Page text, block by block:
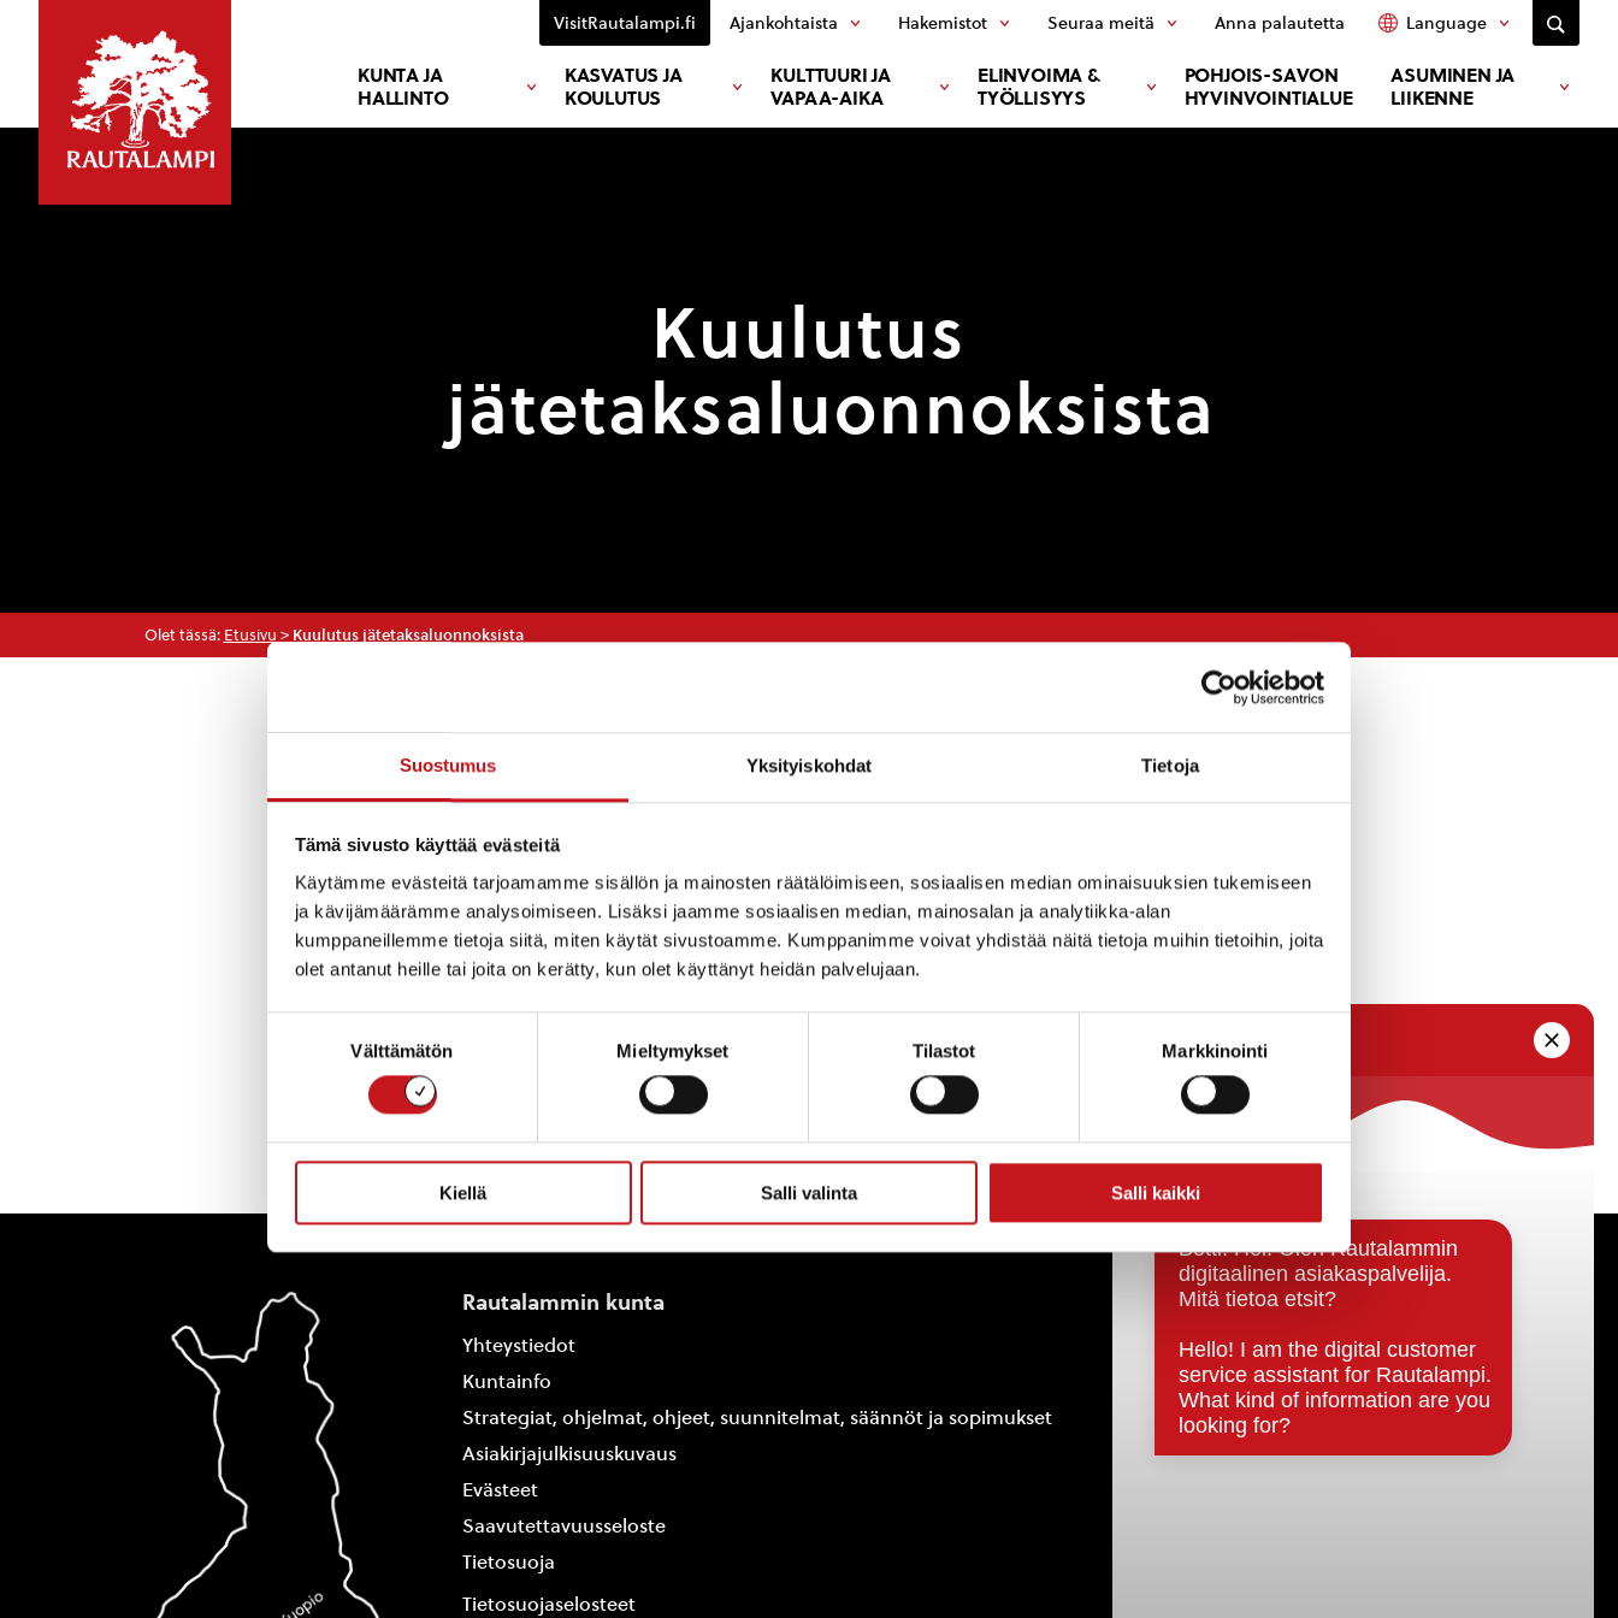
Suostumus Yksityiskohdat Tietoja
Tämä sivusto käyttää evästeitä
Käytämme evästeitä tarjoamamme sisällön ja mainosten räätälöimiseen, sosiaalisen median ominaisuuksien tukemiseen
ja kävijämäärämme analysoimiseen. Lisäksi jaamme sosiaalisen median, mainosalan ja analytiikka-alan
kumppaneillemme tietoja siitä, miten käytät sivustoamme. Kumppanimme voivat yhdistää näitä tietoja muihin tietoihin, joita
olet antanut heille tai joita on kerätty, kun olet käyttänyt heidän palvelujaan.
Välttämätön Mieltymykset Tilastot Markkinointi
Kiellä Salli valinta Salli kaikki
KUNTA JA
HALLINTO
KASVATUS JA
KOULUTUS
KULTTUURI JA
VAPAA-AIKA
ELINVOIMA &
TYÖLLISYYS
POHJOIS-SAVON
HYVINVOINTIALUE
ASUMINEN JA
LIIKENNE
VisitRautalampi.fi Ajankohtaista Hakemistot Seuraa meitä Anna palautetta Language
Kuulutus
jätetaksaluonnoksista
Olet tässä: Etusivu > Kuulutus jätetaksaluonnoksista
Kuulutukset
Jätelautakunta päätti myös asettaa taksaluonnokset yleisesti nähtäville
jätelautakunnan verkkosivuille.
Kuulutus ja asiakirjat ovat osoitteessa:http://www.jatelautakunta.fi/fi/kuulutukset-1/
Rautalammin kunta
Yhteystiedot
Kuntainfo
Strategiat, ohjelmat, ohjeet, suunnitelmat, säännöt ja sopimukset
Asiakirjajulkisuuskuvaus
Evästeet
Saavutettavuusseloste
Tietosuoja
Tietosuojaselosteet
Päätöksenteko ja lähidemokratia
Päätökset, esityslistat & pöytäkirjat
Hallinto
Kunnanhallitus
Kunnanvaltuusto